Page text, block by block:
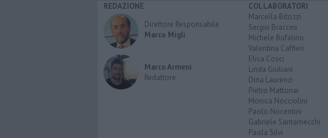
REDAZIONE
Direttore Responsabile
Marco Migli
Marco Armeni
Redattore
COLLABORATORI
Marcella Bitozzi
Sergio Braccini
Michele Bufalino
Valentina Caffieri
Elisa Cosci
Linda Giuliani
Dina Laurenzi
Pietro Mattonai
Monica Nocciolini
Paolo Nocentini
Gabriele Santarnecchi
Paola Silvi